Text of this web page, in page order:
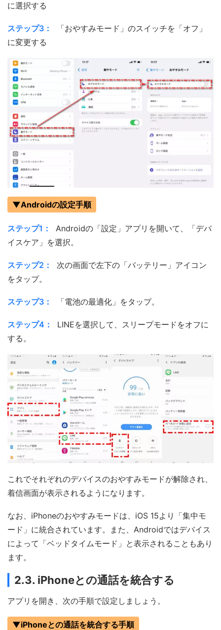
に選択する
ステップ3：
「おやすみモード」のスイッチを「オフ」
に変更する
▼Androidの設定手順
ステップ1：
Androidの「設定」アプリを開いて、「デバ
イスケア」を選択。
ステップ2：
次の画面で左下の「バッテリー」アイコン
をタップ。
ステップ3： 「電池の最適化」をタップ。
ステップ4：
LINEを選択して、スリープモードをオフに
する。
これでそれぞれのデバイスのおやすみモードが解除され、
着信画面が表示されるようになります。
なお、iPhoneのおやすみモードは、iOS 15より「集中モ
ード」に統合されています。また、Androidではデバイス
によって「ベッドタイムモード」と表示されることもあり
ます。
2.3. iPhoneとの通話を統合する
アプリを開き、次の手順で設定しましょう。
▼iPhoneとの通話を統合する手順